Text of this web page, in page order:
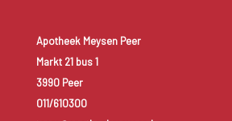
Apotheek Meysen Peer
Markt 21 bus 1
3990 Peer
011/610300